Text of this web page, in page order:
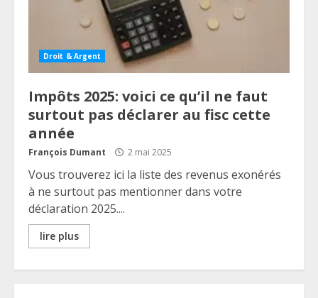
Droit & Argent
Impôts 2025: voici ce qu’il ne faut
surtout pas déclarer au fisc cette
année
François Dumant 2 mai 2025
Vous trouverez ici la liste des revenus exonérés
à ne surtout pas mentionner dans votre
déclaration 2025....
lire plus